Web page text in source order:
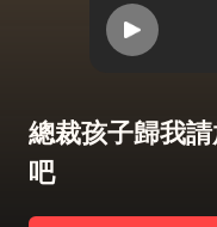
總裁孩子歸我
吧